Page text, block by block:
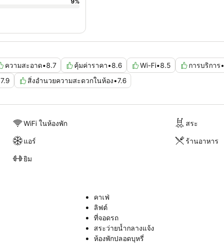
ความสะอาด•8.7 คุ้มค่าราคา•8.6 Wi-Fi•8.5 การบริการ•
7.9 สิ่งอำนวยความสะดวกในห้อง•7.6
WiFi ในห้องพัก สระ
แอร์ ร้านอาหาร
ยิม
คาเฟ่
ลิฟต์
ที่จอดรถ
สระว่ายน้ำกลางแจ้ง
ห้องพักปลอดบุหรี่